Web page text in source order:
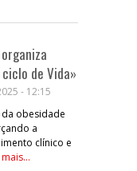
de Vida»
- 12:15
obesidade
a
clínico e